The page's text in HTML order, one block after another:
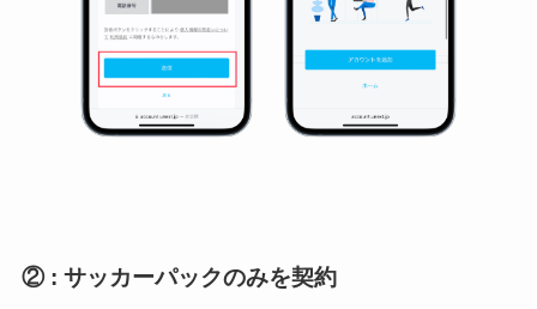
② : サッカーパックのみを契約